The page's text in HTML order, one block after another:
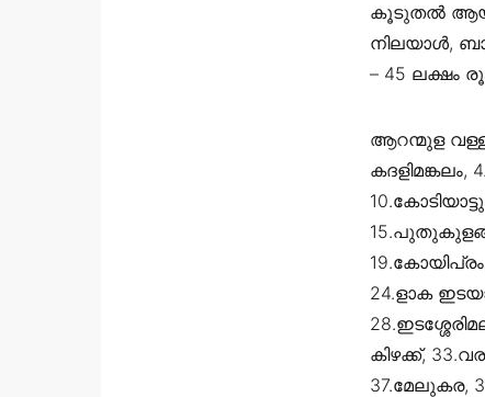
കൂടുതൽ
നിലയാൾ,
– 45 ലക്ഷം
ആറന്മുള
കദളിമങ്കലം,
24.ളാക
കിഴക്ക്,
37.മേലുകര,